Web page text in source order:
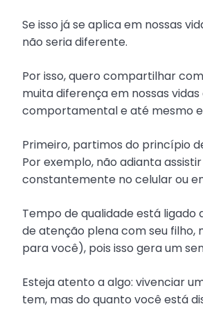
Se isso já se aplica em nossas
não seria diferente.
Por isso, quero compartilhar
muita diferença em nossas
comportamental e até mesmo
Primeiro, partimos do princípio
Por exemplo, não adianta
constantemente no celular ou
Tempo de qualidade está ligado
de atenção plena com seu filho,
para você), pois isso gera um
Esteja atento a algo: vivenciar
tem, mas do quanto você está